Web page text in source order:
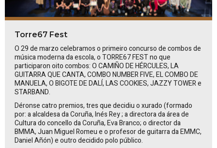
Torre67 Fest
O 29 de marzo celebramos o primeiro concurso de combos de
música moderna da escola, o TORRE67 FEST no que
participaron oito combos:O CAMIÑO DE HÉRCULES, LA
GUITARRA QUE CANTA, COMBO NUMBER FIVE, EL COMBO DE
MANUELA, O BIGOTE DE DALÍ, LAS COOKIES, JAZZY TOWERe
STARBAND.
Déronse catro premios, tres que decidiu o xurado (formado
por: a alcaldesa da Coruña,InésRey; a directora da área de
Cultura do concello da Coruña, Eva Branco; o director da
BMMA, Juan Miguel Romeu e o profesor de guitarra da EMMC,
Daniel Añón) e outro decidido polo público.